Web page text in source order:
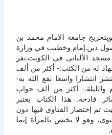
جامعة الإمام محمد بن
دين.إمام وخطيب في وزارة
الألباني في الكويت.نفر
للجهاد له من الكتب:- أكثر من ألف
انتشارا واسعا نفع الله به-
أكثر من ألف جواب
فادحة. هذا الكتاب يعتبر
تم إختصار الفتاوى فيها دون
وهو لا يختص بالمرأة إنما